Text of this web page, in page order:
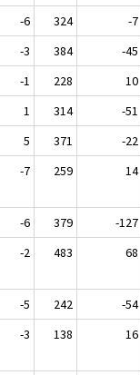
-6 324
-7
-3 384
-45
-1 228
10
1 314
-51
5 371
-22
-7 259 14
-6 379
-127
-2 483 68
-5 242
-54
-3 138 16